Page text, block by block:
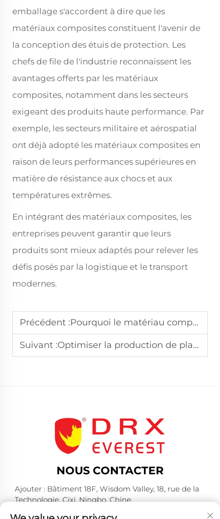
emballage s'accordent à dire que les
matériaux composites constituent l'avenir de
la conception des étuis de protection. Les
chefs de file de l'industrie reconnaissent les
avantages offerts par les matériaux
composites, notamment dans les secteurs
exigeant des produits haute performance. Par
exemple, les secteurs militaire et aérospatial
ont déjà adopté les matériaux composites en
raison de leurs performances supérieures en
matière de résistance aux chocs et aux
températures extrêmes.
En intégrant des matériaux composites, les
entreprises peuvent garantir que leurs
produits sont mieux adaptés pour relever les
défis posés par la logistique et le transport
modernes.
Précédent :Pourquoi le matériau composite rigide transforme la durabilité
Suivant :Optimiser la production de plaques d’essai pour une efficacité maximale
NOUS CONTACTER
Ajouter : Bâtiment 18F, Wisdom Valley, 18, rue de la
Technologie, Cixi, Ningbo, Chine
Tél. : +86-574-23660321